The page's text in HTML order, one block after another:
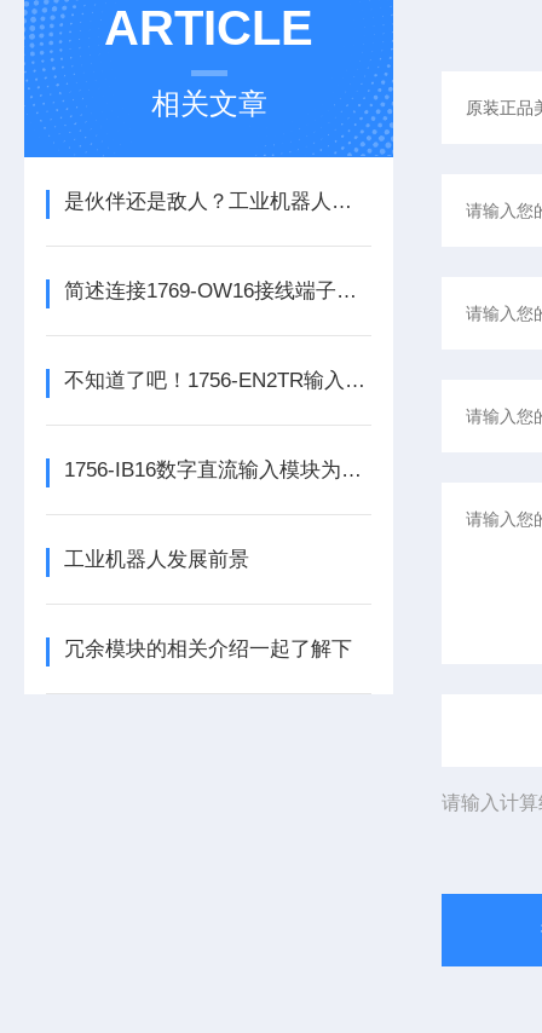
ARTICLE
相关文章
是伙伴还是敌人？工业机器人的未来之路
简述连接1769-OW16接线端子所需要注意的事项
不知道了吧！1756-EN2TR输入模块是数控系统动力的保障
1756-IB16数字直流输入模块为整个自动化系统提供精准的数据支撑
工业机器人发展前景
冗余模块的相关介绍一起了解下
请输入计